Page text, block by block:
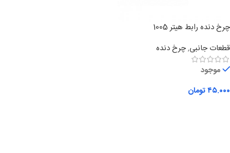
چرخ دنده رابط هیتر 1005
قطعات جانبی,چرخ دنده
موجود
۴۵.۰۰۰تومان